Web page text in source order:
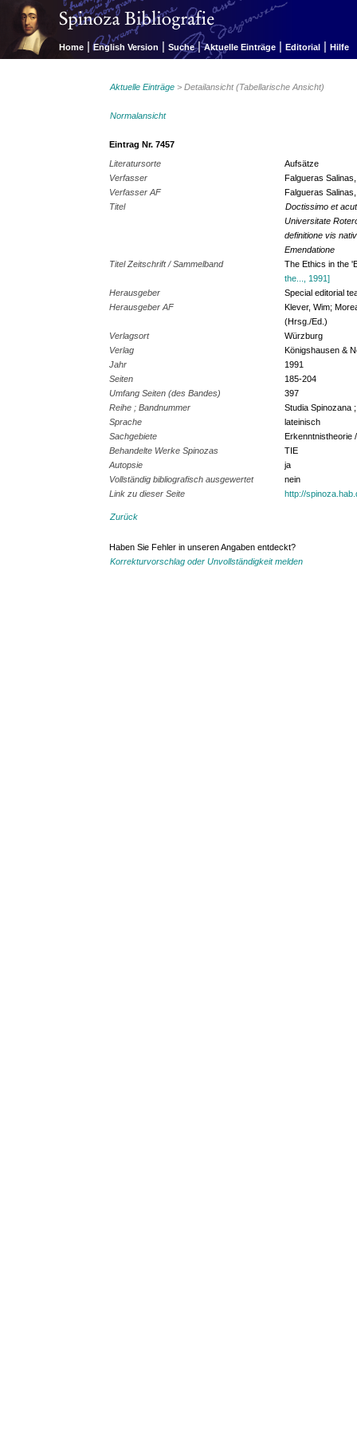
Home | English Version | Suche | Aktuelle Einträge | Editorial | Hilfe
Aktuelle Einträge > Detailansicht (Tabellarische Ansicht)
Normalansicht
Eintrag Nr. 7457
Literatursorte
Aufsätze
Verfasser
Falgueras
Verfasser AF
Falgueras
Titel
Doctissimo et
Universitate
definitione vis
Emendatione
Titel Zeitschrift / Sammelband
The Ethics in the
the..., 1991]
Herausgeber
Special editorial
Herausgeber AF
Klever, Wim;
(Hrsg./Ed.)
Verlagsort
Würzburg
Verlag
Königshausen &
Jahr
1991
Seiten
185-204
Umfang Seiten (des Bandes)
397
Reihe ; Bandnummer
Studia Spinozana
Sprache
lateinisch
Sachgebiete
Erkenntnistheorie
Behandelte Werke Spinozas
TIE
Autopsie
ja
Vollständig bibliografisch ausgewertet
nein
Link zu dieser Seite
http://
Zurück
Haben Sie Fehler in unseren Angaben entdeckt?
Korrekturvorschlag oder Unvollständigkeit melden